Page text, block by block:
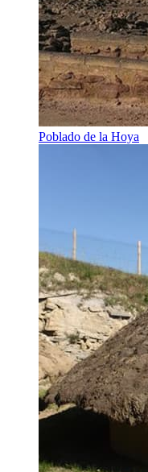
Poblado de la Hoya